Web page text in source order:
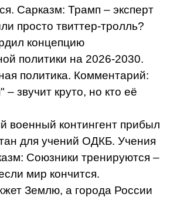
Сарказм: Трамп – эксперт
просто твиттер-тролль?
концепцию
политики на 2026-2030.
политика. Комментарий:
– звучит круто, но кто её
военный контингент прибыл
для учений ОДКБ. Учения
Союзники тренируются –
мир кончится.
Землю, а города России